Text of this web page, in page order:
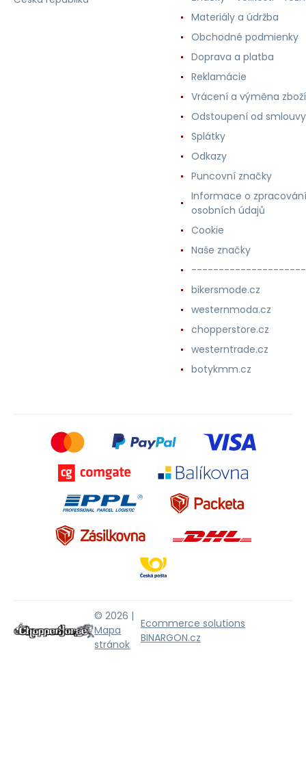
Materiály a údržba
Obchodné podmienky
Doprava a platba
Reklamácie
Vrácení a výměna zboží
Odstoupení od smlouvy
Splátky
Odkazy
Puncovní značky
Informace o zpracování
osobních údajů
Cookie
Naše značky
bikersmode.cz
westernmoda.cz
chopperstore.cz
westerntrade.cz
botykmm.cz
© 2026 |
Mapa
stránok
Ecommerce solutions
BINARGON.cz